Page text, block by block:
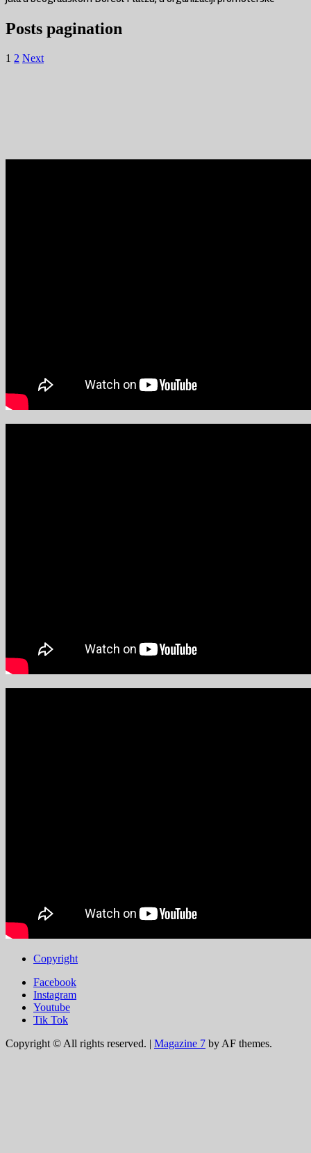
Posts pagination
1 2 Next
Copyright
Facebook
Instagram
Youtube
Tik Tok
Copyright © All rights reserved. | Magazine 7 by AF themes.